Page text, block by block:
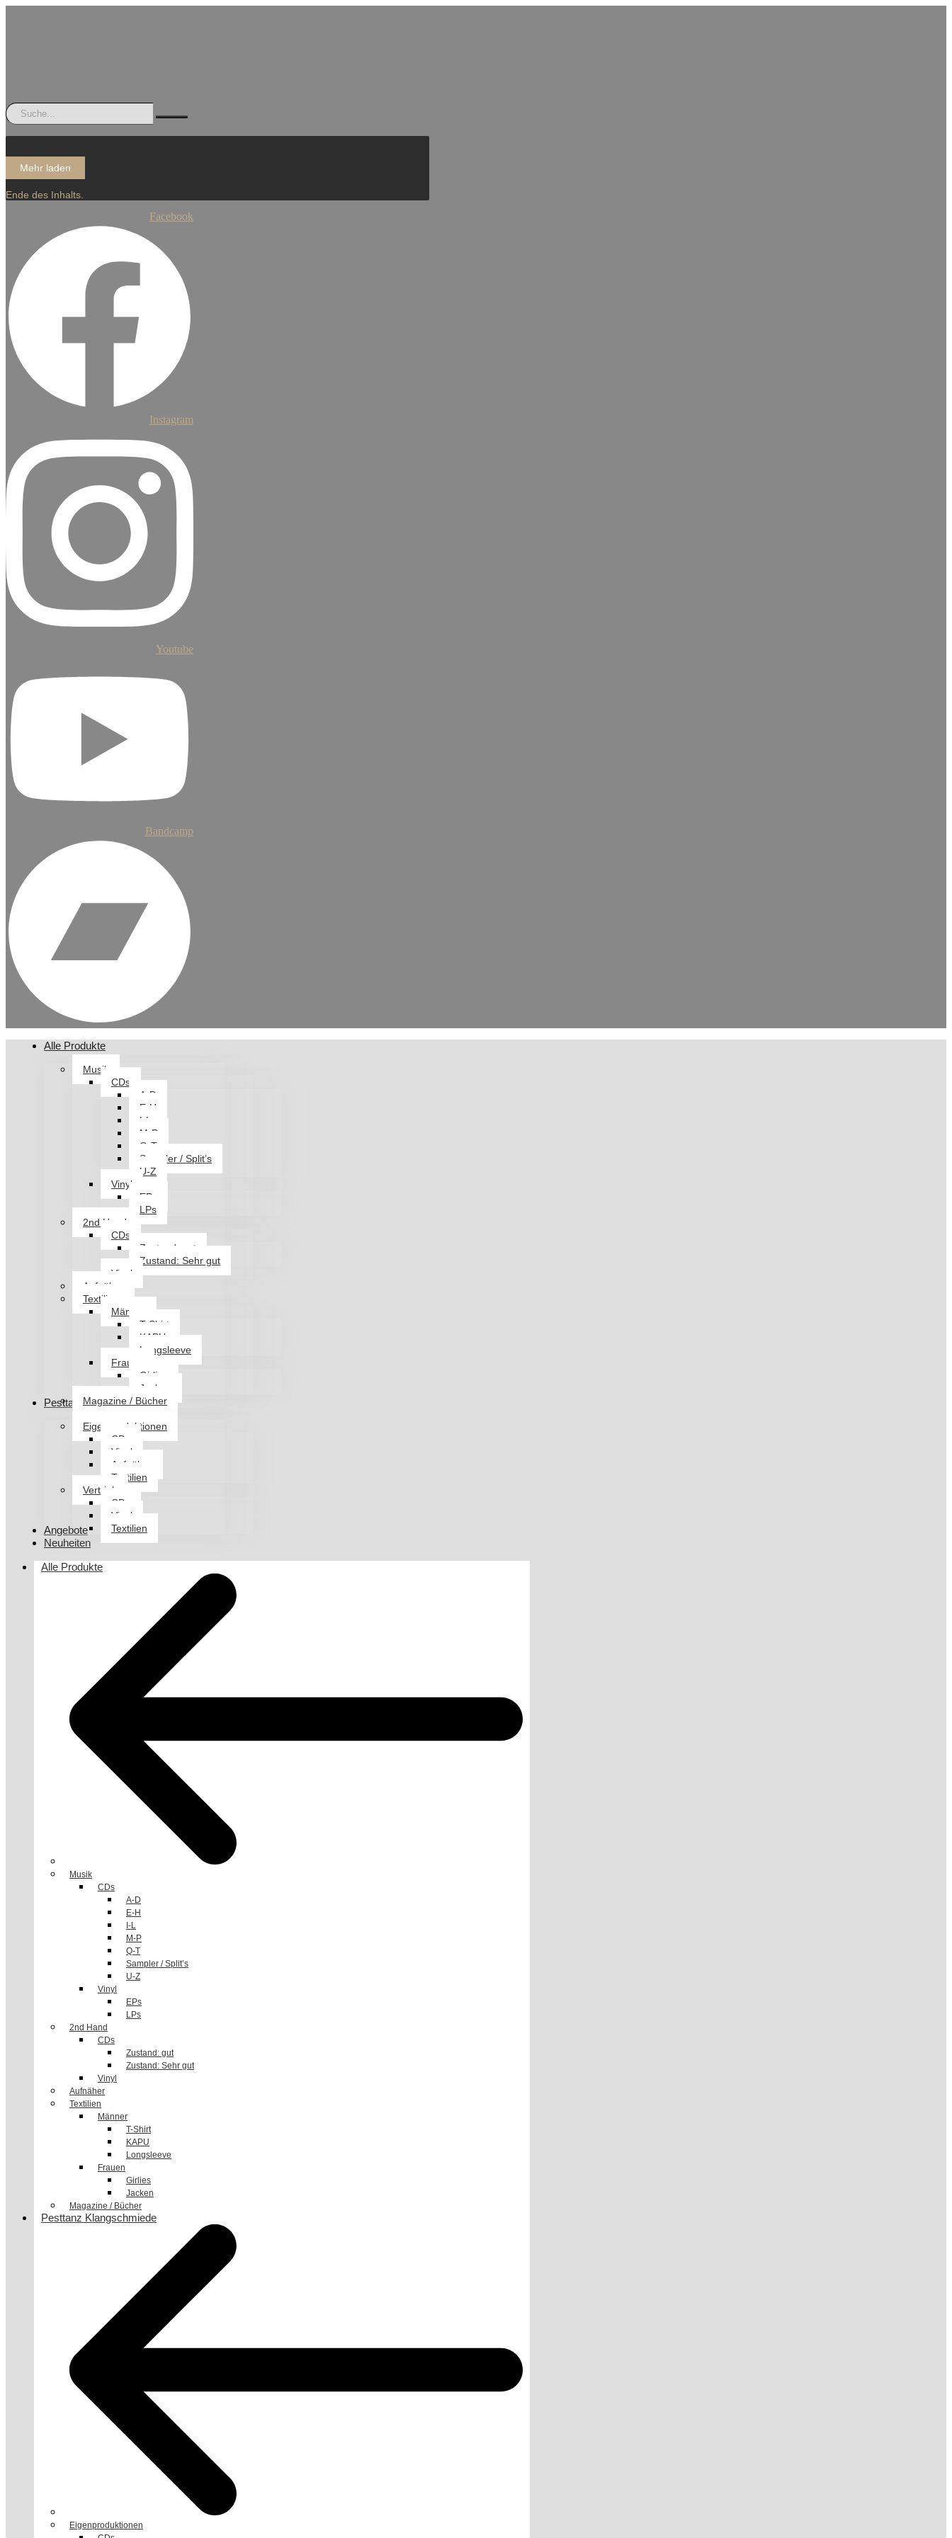
Mehr laden
Ende des Inhalts.
Facebook
Instagram
Youtube
Bandcamp
Alle Produkte
Musik
CDs
A-D
E-H
I-L
M-P
Q-T
Sampler / Split’s
U-Z
Vinyl
EPs
LPs
2nd Hand
CDs
Zustand: gut
Zustand: Sehr gut
Vinyl
Aufnäher
Textilien
Männer
T-Shirt
KAPU
Longsleeve
Frauen
Girlies
Jacken
Magazine / Bücher
Pesttanz Klangschmiede
Eigenproduktionen
CDs
Vinyl
Aufnäher
Textilien
Vertrieb
CDs
Vinyl
Textilien
Angebote
Neuheiten
Alle Produkte
Musik
CDs
A-D
E-H
I-L
M-P
Q-T
Sampler / Split’s
U-Z
Vinyl
EPs
LPs
2nd Hand
CDs
Zustand: gut
Zustand: Sehr gut
Vinyl
Aufnäher
Textilien
Männer
T-Shirt
KAPU
Longsleeve
Frauen
Girlies
Jacken
Magazine / Bücher
Pesttanz Klangschmiede
Eigenproduktionen